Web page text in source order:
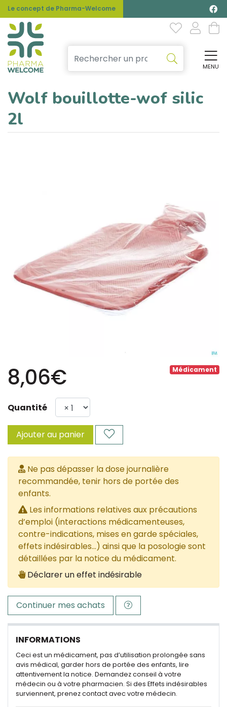
Le concept de Pharma-Welcome
MENU
Wolf bouillotte-wof silic
2l
Médicament
8,06€
Quantité
Ajouter au panier
Ne pas dépasser la dose journalière
recommandée, tenir hors de portée des
enfants.
Les informations relatives aux précautions
d’emploi (interactions médicamenteuses,
contre-indications, mises en garde spéciales,
effets indésirables...) ainsi que la posologie sont
détaillées par la notice du médicament.
Déclarer un effet indésirable
Continuer mes achats
INFORMATIONS
Ceci est un médicament, pas d’utilisation prolongée sans
avis médical, garder hors de portée des enfants, lire
attentivement la notice. Demandez conseil à votre
médecin ou à votre pharmacien. Si des Effets indésirables
surviennent, prenez contact avec votre médecin.